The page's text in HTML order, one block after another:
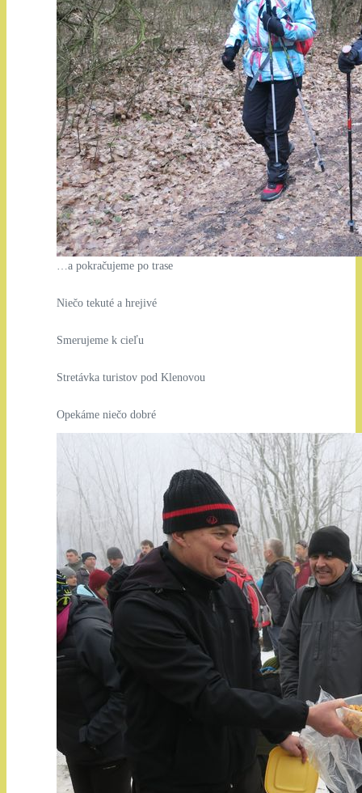
…a pokračujeme po trase
Niečo tekuté a hrejivé
Smerujeme k cieľu
Stretávka turistov pod Klenovou
Opekáme niečo dobré